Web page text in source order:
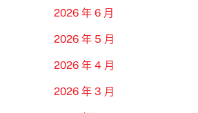
2026 年 6 月
2026 年 5 月
2026 年 4 月
2026 年 3 月